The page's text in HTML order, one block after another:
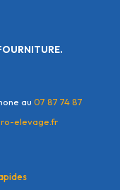
au 07 87 74 87
elevage.fr